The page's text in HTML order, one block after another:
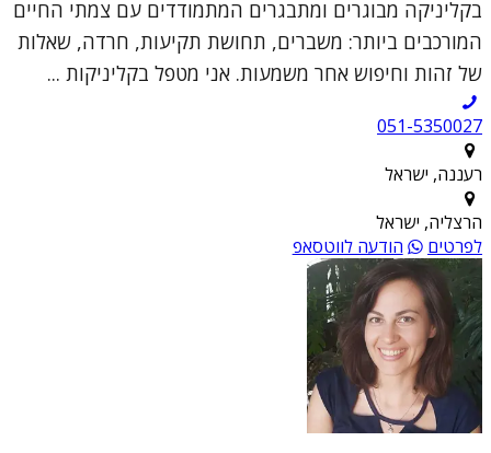
בקליניקה מבוגרים ומתבגרים המתמודדים עם צמתי החיים
המורכבים ביותר: משברים, תחושת תקיעות, חרדה, שאלות
של זהות וחיפוש אחר משמעות. אני מטפל בקליניקות ...
051-5350027
רעננה, ישראל
הרצליה, ישראל
לפרטים
הודעה לווטסאפ